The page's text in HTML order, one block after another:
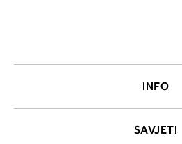
INFO
SAVJETI